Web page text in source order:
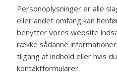
Personoplysninger er alle
eller andet omfang kan
benytter vores website
række sådanne
tilgang af indhold eller hvis
kontaktformularer.